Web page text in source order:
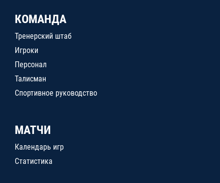
КОМАНДА
Тренерский штаб
Игроки
Персонал
Талисман
Спортивное руководство
МАТЧИ
Календарь игр
Статистика